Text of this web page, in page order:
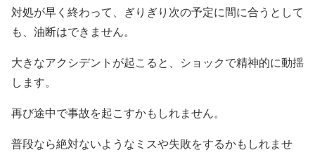
対処が早く終わって、ぎりぎり次の予定に間に合うとして
も、油断はできません。
大きなアクシデントが起こると、ショックで精神的に動揺
します。
再び途中で事故を起こすかもしれません。
普段なら絶対ないようなミスや失敗をするかもしれませ